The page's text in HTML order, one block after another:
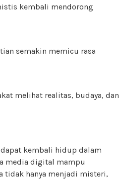
kembali mendorong
semakin memicu rasa
melihat realitas, budaya, dan
dapat kembali hidup dalam
media digital mampu
tidak hanya menjadi misteri,